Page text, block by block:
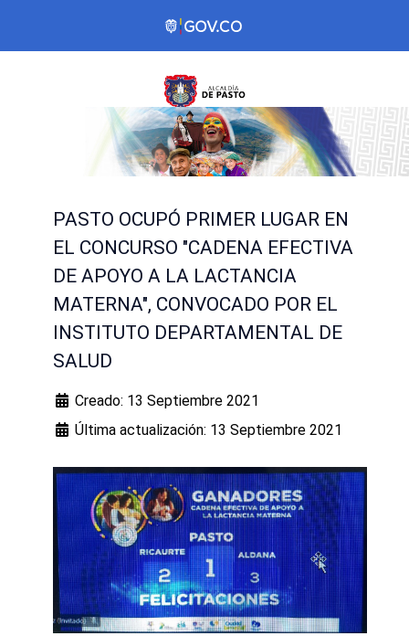
PASTO OCUPÓ PRIMER LUGAR EN
EL CONCURSO "CADENA EFECTIVA
DE APOYO A LA LACTANCIA
MATERNA", CONVOCADO POR EL
INSTITUTO DEPARTAMENTAL DE
SALUD
Creado: 13 Septiembre 2021
Última actualización: 13 Septiembre 2021